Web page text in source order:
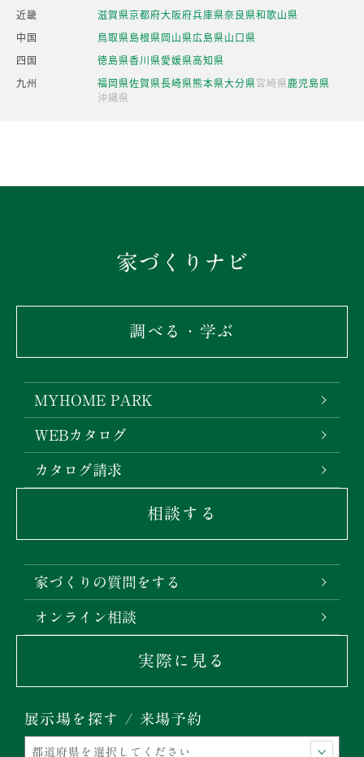
近畿
滋賀県京都府大阪府兵庫県奈良県和歌山県
中国
鳥取県島根県岡山県広島県山口県
四国
徳島県香川県愛媛県高知県
九州
福岡県佐賀県長崎県熊本県大分県宮崎県鹿児島県
沖縄県
家づくりナビ
調べる・学ぶ
MYHOME PARK
WEBカタログ
カタログ請求
相談する
家づくりの質問をする
オンライン相談
実際に見る
展示場を探す / 来場予約